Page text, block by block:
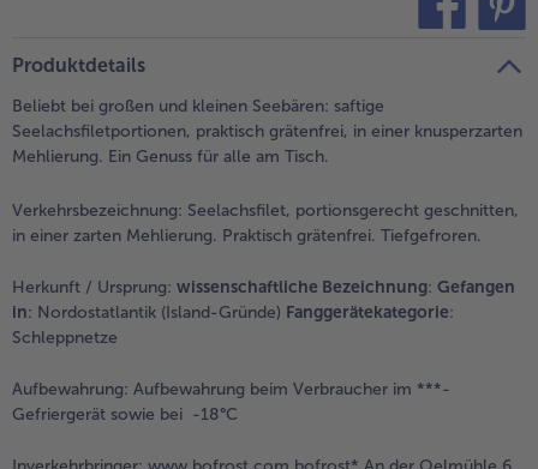
- 5 € beim Kauf von 7 Schlemmermenüs nach Wahl
Produktdetails
Beliebt bei großen und kleinen Seebären: saftige
Seelachsfiletportionen, praktisch grätenfrei, in einer knusperzarten
Mehlierung. Ein Genuss für alle am Tisch.
Verkehrsbezeichnung: Seelachsfilet, portionsgerecht geschnitten,
in einer zarten Mehlierung. Praktisch grätenfrei. Tiefgefroren.
Herkunft / Ursprung: wissenschaftliche Bezeichnung: Gefangen
in: Nordostatlantik (Island-Gründe) Fanggerätekategorie:
Schleppnetze
Aufbewahrung: Aufbewahrung beim Verbraucher im ***-
Gefriergerät sowie bei -18°C